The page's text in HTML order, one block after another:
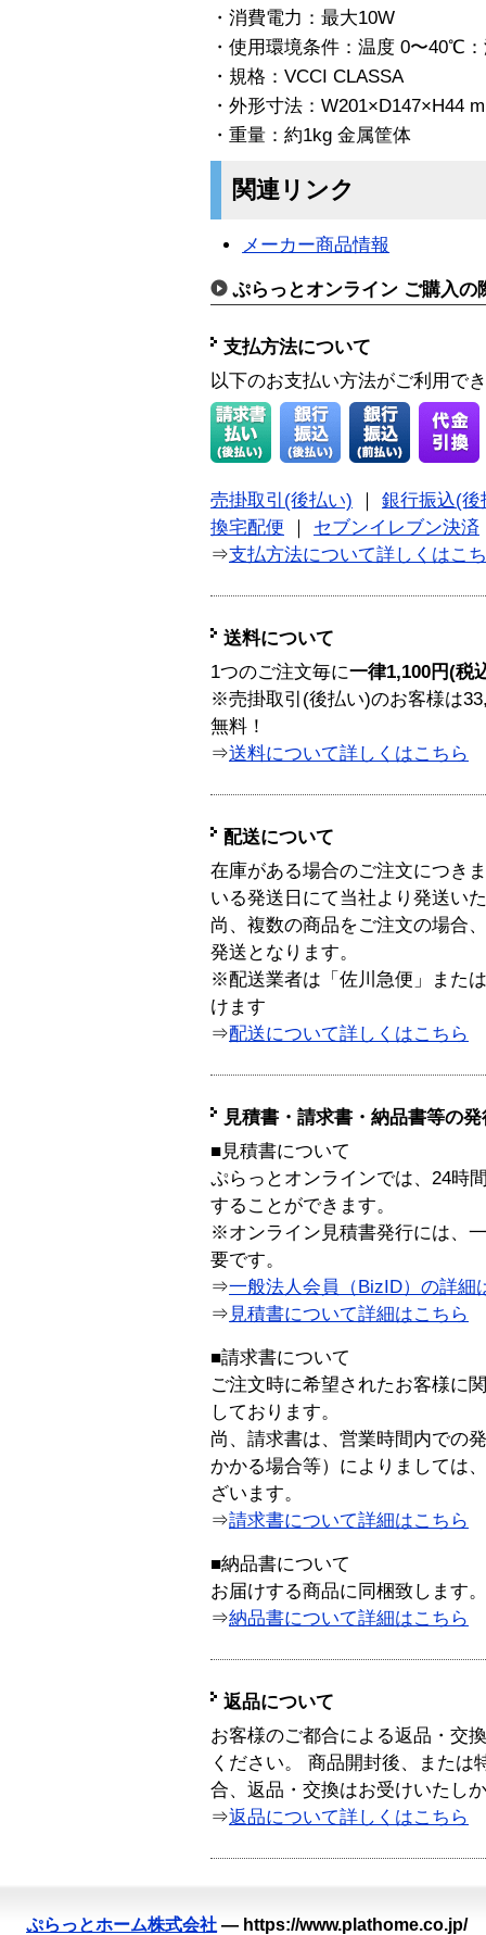
・消費電力：最大10W
・使用環境条件：温度 0〜40℃
・規格：VCCI CLASSA
・外形寸法：W201×D147×H44
・重量：約1kg 金属筐体
関連リンク
メーカー商品情報
ぷらっとオンライン ご購入の
支払方法について
以下のお支払い方法がご利用で
売掛取引(後払い)
銀行振込(後
換宅配便
セブンイレブン決済
⇒支払方法について詳しくはこ
送料について
1つのご注文毎に一律1,100円(税
※売掛取引(後払い)のお客様は
無料！
⇒送料について詳しくはこちら
配送について
在庫がある場合のご注文につき
いる発送日にて当社より発送い
尚、複数の商品をご注文の場合
発送となります。
※配送業者は「佐川急便」また
けます
⇒配送について詳しくはこちら
見積書・請求書・納品書等の
■見積書について
ぷらっとオンラインでは、24時
することができます。
※オンライン見積書発行には、
要です。
⇒一般法人会員（BizID）の詳細
⇒ 見積書について詳細はこちら
■請求書について
ご注文時に希望されたお客様に
しております。
尚、請求書は、営業時間内での
かかる場合等）によりましては
ざいます。
⇒請求書について詳細はこちら
■納品書について
お届けする商品に同梱致します。
⇒納品書について詳細はこちら
返品について
お客様のご都合による返品・交
ください。 商品開封後、または
合、返品・交換はお受けいたし
⇒返品について詳しくはこちら
ぷらっとホーム株式会社 — https://www.plathome.co.jp/